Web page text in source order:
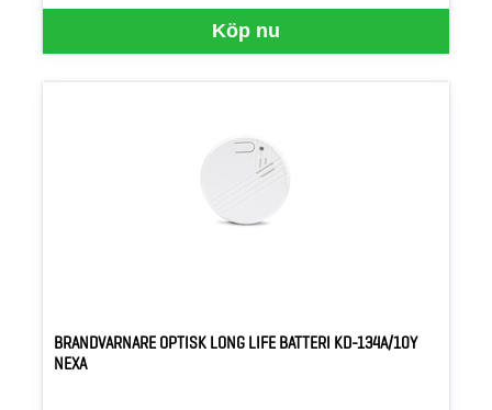
Köp nu
BRANDVARNARE OPTISK LONG LIFE BATTERI KD-134A/10Y
NEXA